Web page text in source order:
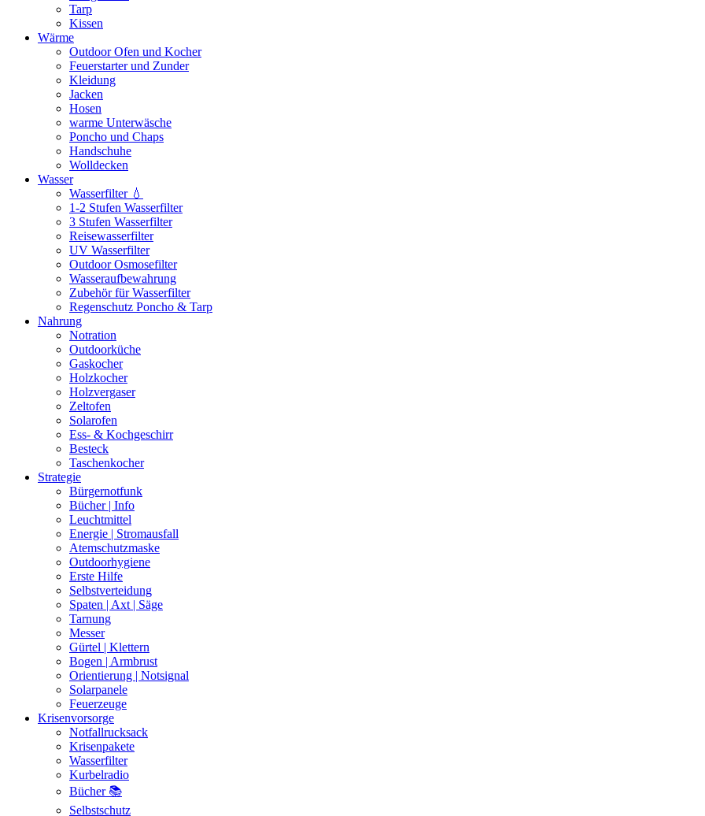
Tarp
Kissen
Wärme
Outdoor Ofen und Kocher
Feuerstarter und Zunder
Kleidung
Jacken
Hosen
warme Unterwäsche
Poncho und Chaps
Handschuhe
Wolldecken
Wasser
Wasserfilter 💧
1-2 Stufen Wasserfilter
3 Stufen Wasserfilter
Reisewasserfilter
UV Wasserfilter
Outdoor Osmosefilter
Wasseraufbewahrung
Zubehör für Wasserfilter
Regenschutz Poncho & Tarp
Nahrung
Notration
Outdoorküche
Gaskocher
Holzkocher
Holzvergaser
Zeltofen
Solarofen
Ess- & Kochgeschirr
Besteck
Taschenkocher
Strategie
Bürgernotfunk
Bücher | Info
Leuchtmittel
Energie | Stromausfall
Atemschutzmaske
Outdoorhygiene
Erste Hilfe
Selbstverteidung
Spaten | Axt | Säge
Tarnung
Messer
Gürtel | Klettern
Bogen | Armbrust
Orientierung | Notsignal
Solarpanele
Feuerzeuge
Krisenvorsorge
Notfallrucksack
Krisenpakete
Wasserfilter
Kurbelradio
Bücher 📚
Selbstschutz